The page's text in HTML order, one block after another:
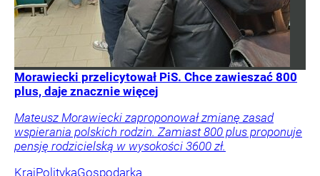
Morawiecki przelicytował PiS. Chce zawieszać 800
plus, daje znacznie więcej
Mateusz Morawiecki zaproponował zmianę zasad
wspierania polskich rodzin. Zamiast 800 plus proponuje
pensję rodzicielską w wysokości 3600 zł.
KrajPolitykaGospodarka